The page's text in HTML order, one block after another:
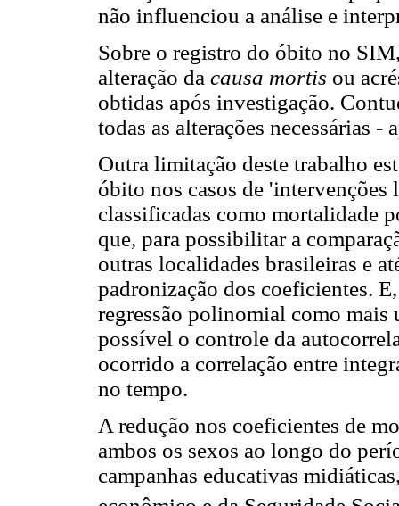
não influenciou a análise e
Sobre o registro do óbito no
alteração da causa mortis ou
obtidas após investigação.
todas as alterações necessárias -
Outra limitação deste trabalho
óbito nos casos de 'intervenções
classificadas como mortalidade
que, para possibilitar a
outras localidades brasileiras e
padronização dos coeficientes.
regressão polinomial como mais
possível o controle da
ocorrido a correlação entre
no tempo.
A redução nos coeficientes de
ambos os sexos ao longo do
campanhas educativas